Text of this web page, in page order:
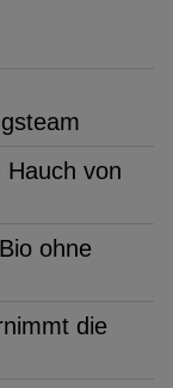
Hauch von
ohne
die